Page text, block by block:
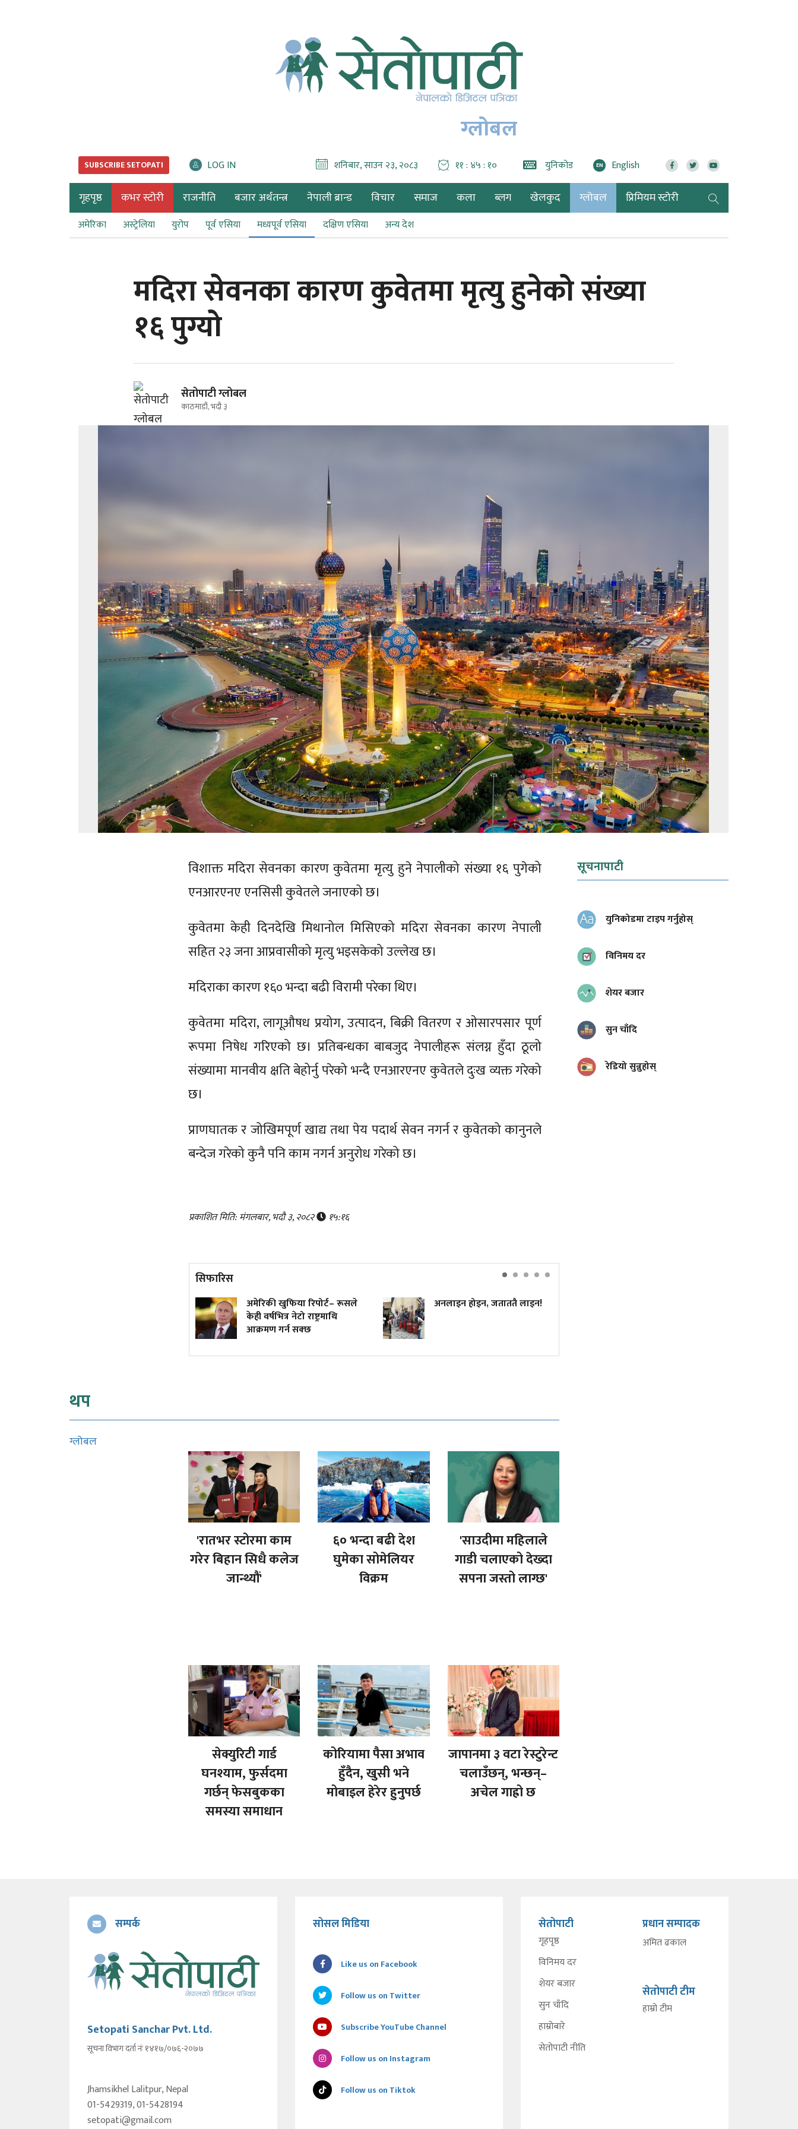
ग्लोबल
SUBSCRIBE SETOPATI LOG IN शनिबार, साउन २३, २०८३ ११ : ४५ : १२ युनिकोड EN English
गृहपृष्ठ कभर स्टोरी राजनीति बजार अर्थतन्त्र नेपाली ब्रान्ड विचार समाज कला ब्लग खेलकुद ग्लोबल प्रिमियम स्टोरी
अमेरिका अस्ट्रेलिया युरोप पूर्व एसिया मध्यपूर्व एसिया दक्षिण एसिया अन्य देश
मदिरा सेवनका कारण कुवेतमा मृत्यु हुनेको संख्या
१६ पुग्यो
सेतोपाटी ग्लोबल
काठमाडौं, भदौ ३
विशाक्त मदिरा सेवनका कारण कुवेतमा मृत्यु हुने नेपालीको संख्या १६ पुगेको
एनआरएनए एनसिसी कुवेतले जनाएको छ।
कुवेतमा केही दिनदेखि मिथानोल मिसिएको मदिरा सेवनका कारण नेपाली
सहित २३ जना आप्रवासीको मृत्यु भइसकेको उल्लेख छ।
मदिराका कारण १६० भन्दा बढी विरामी परेका थिए।
कुवेतमा मदिरा, लागूऔषध प्रयोग, उत्पादन, बिक्री वितरण र ओसारपसार पूर्ण
रूपमा निषेध गरिएको छ। प्रतिबन्धका बाबजुद नेपालीहरू संलग्न हुँदा ठूलो
संख्यामा मानवीय क्षति बेहोर्नु परेको भन्दै एनआरएनए कुवेतले दुःख व्यक्त गरेको
छ।
प्राणघातक र जोखिमपूर्ण खाद्य तथा पेय पदार्थ सेवन नगर्न र कुवेतको कानुनले
बन्देज गरेको कुनै पनि काम नगर्न अनुरोध गरेको छ।
प्रकाशित मिति: मंगलबार, भदौ ३, २०८२ १५:१६
सिफारिस
अमेरिकी खुफिया रिपोर्ट– रूसले
केही वर्षभित्र नेटो राष्ट्रमाथि
आक्रमण गर्न सक्छ
अनलाइन होइन, जताततै लाइन!
थप
ग्लोबल
'रातभर स्टोरमा काम
गरेर बिहान सिधै कलेज
जान्थ्यौं'
६० भन्दा बढी देश
घुमेका सोमेलियर
विक्रम
'साउदीमा महिलाले
गाडी चलाएको देख्दा
सपना जस्तो लाग्छ'
सेक्युरिटी गार्ड
घनश्याम, फुर्सदमा
गर्छन् फेसबुकका
समस्या समाधान
कोरियामा पैसा अभाव
हुँदैन, खुसी भने
मोबाइल हेरेर हुनुपर्छ
जापानमा ३ वटा रेस्टुरेन्ट
चलाउँछन्, भन्छन्–
अचेल गाह्रो छ
सूचनापाटी
युनिकोडमा टाइप गर्नुहोस्
विनिमय दर
शेयर बजार
सुन चाँदि
रेडियो सुन्नुहोस्
सम्पर्क
Setopati Sanchar Pvt. Ltd.
सूचना विभाग दर्ता नंः १४१७/०७६-२०७७
Jhamsikhel Lalitpur, Nepal
01-5429319, 01-5428194
setopati@gmail.com
सोसल मिडिया
Like us on Facebook
Follow us on Twitter
Subscribe YouTube Channel
Follow us on Instagram
Follow us on Tiktok
सेतोपाटी
गृहपृष्ठ
विनिमय दर
शेयर बजार
सुन चाँदि
हाम्रोबारे
सेतोपाटी नीति
प्रधान सम्पादक
अमित ढकाल
सेतोपाटी टीम
हाम्रो टीम